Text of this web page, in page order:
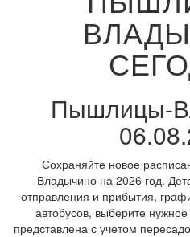
Пышлицы-
Сохраняйте новое
Владычино на 2026 год.
отправления и прибытия,
автобусов, выберите
представлена с учетом